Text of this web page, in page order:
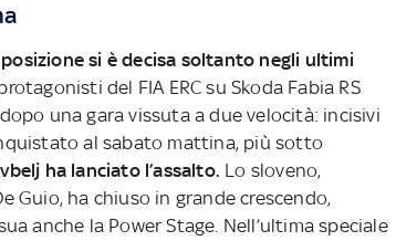
si è decisa soltanto negli ultimi
del FIA ERC su Skoda Fabia RS
una gara vissuta a due velocità: incisivi
al sabato mattina, più sotto
ha lanciato l’assalto. Lo sloveno,
Guio, ha chiuso in grande crescendo,
anche la Power Stage. Nell’ultima speciale